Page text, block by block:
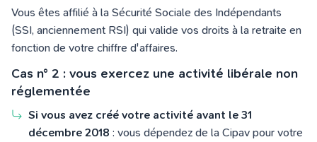
Vous êtes affilié à la Sécurité Sociale des Indépendants
(SSI, anciennement RSI) qui valide vos droits à la retraite en
fonction de votre chiffre d'affaires.
Cas n° 2 : vous exercez une activité libérale non
réglementée
Si vous avez créé votre activité avant le 31
décembre 2018 : vous dépendez de la Cipav pour votre